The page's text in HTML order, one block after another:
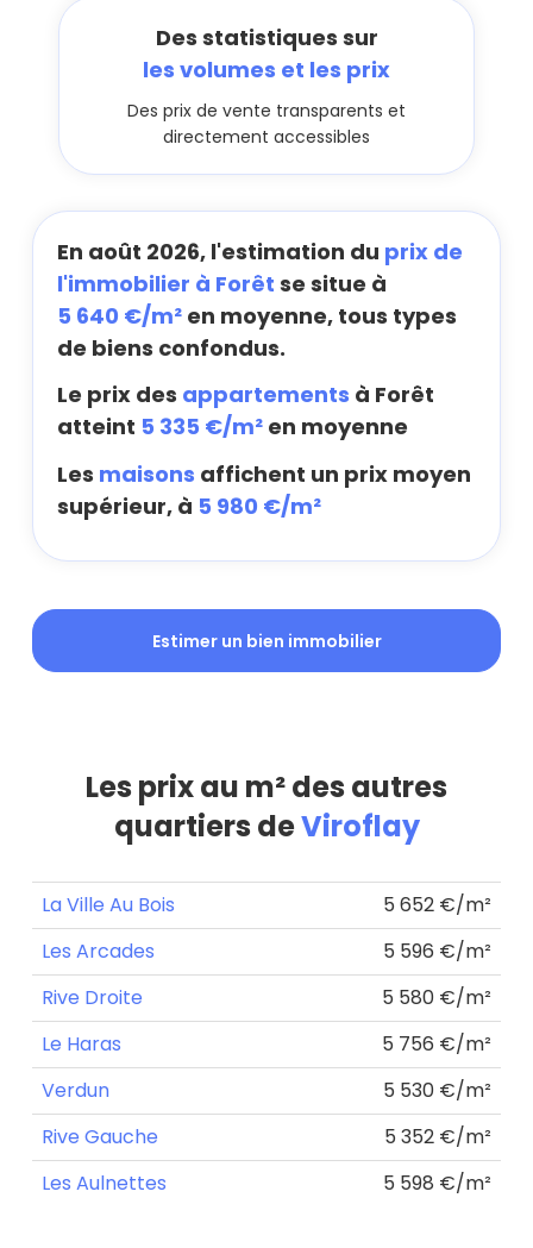
Des statistiques sur
les volumes et les prix
Des prix de vente transparents et
directement accessibles
En août 2026, l'estimation du prix de
l'immobilier à Forêt se situe à
5 640 €/m² en moyenne, tous types
de biens confondus.
Le prix des appartements à Forêt
atteint 5 335 €/m² en moyenne
Les maisons affichent un prix moyen
supérieur, à 5 980 €/m²
Estimer un bien immobilier
Les prix au m² des autres
quartiers deViroflay
La Ville Au Bois
5 652 €/m²
Les Arcades
5 596 €/m²
Rive Droite
5 580 €/m²
Le Haras
5 756 €/m²
Verdun
5 530 €/m²
Rive Gauche
5 352 €/m²
Les Aulnettes
5 598 €/m²